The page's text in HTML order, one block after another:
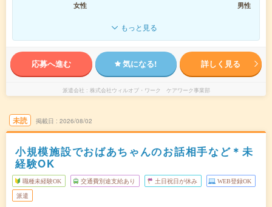
女性
男性
もっと見る
応募へ進む 気になる! 詳しく見る
派遣会社 株式会社ウィルオブ・ワーク ケアワーク事業部
未読 掲載日 2026/08/02
小規模施設でおばあちゃんのお話相手など＊未
経験OK
職種未経験OK 交通費別途支給あり 土日祝日が休み WEB登録OK
派遣